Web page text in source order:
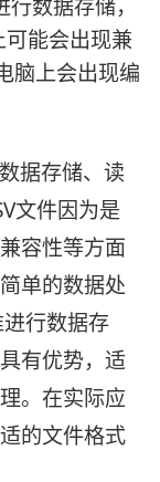
数据存储，
能会出现兼
脑上会出现编
据存储、读
文件因为是
容性等方面
单的数据处
行数据存
有优势，适
。在实际应
的文件格式